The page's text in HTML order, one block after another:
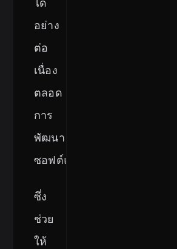
อย่าง
ต่อ
เนื่อง
ตลอด
การ
พัฒนา
ซอฟต์แวร์
ซึ่ง
ช่วย
ให้